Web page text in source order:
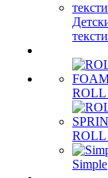
ROLL
Simple